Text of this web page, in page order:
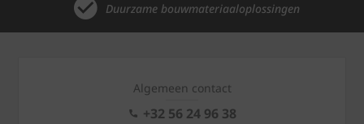
Duurzame bouwmateriaaloplossingen
Algemeen contact
+32 56 24 96 38